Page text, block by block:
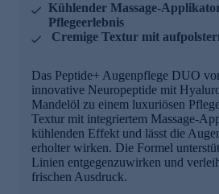
Kühlender Massage-
Pflegeerlebnis
Cremige Textur mit
Das Peptide+ Augenpflege DUO
innovative Neuropeptide mit
Mandelöl zu einem luxuriösen
Textur mit integriertem Massage-
kühlenden Effekt und lässt die
erholter wirken. Die Formel
Linien entgegenzuwirken und
frischen Ausdruck.